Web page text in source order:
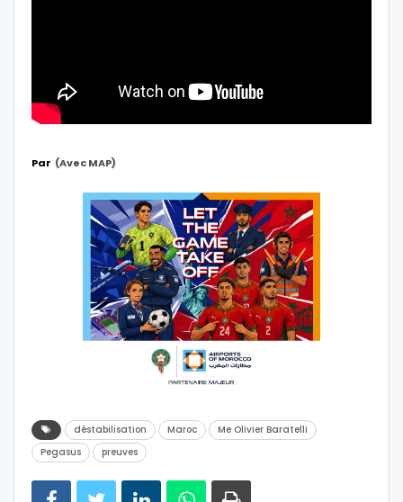
Par (Avec MAP)
déstabilisation Maroc
Me Olivier Baratelli
Pegasus
preuves